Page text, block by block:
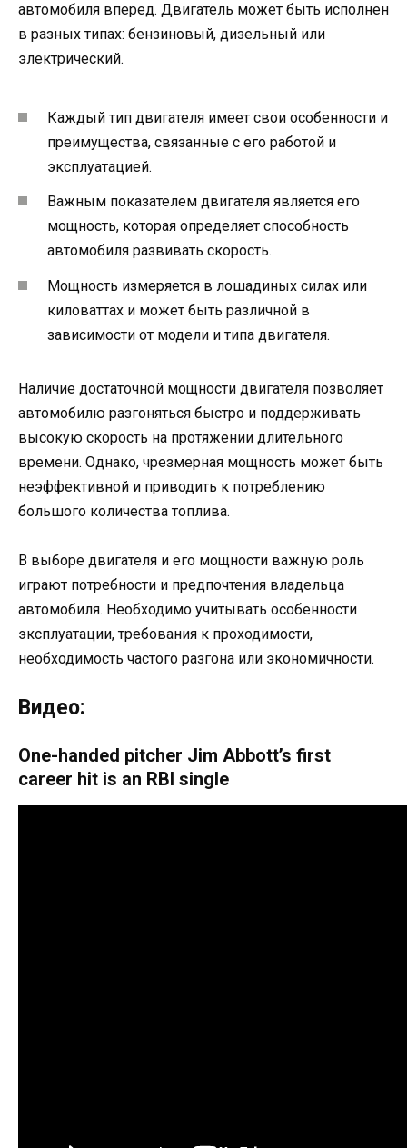
автомобиля вперед. Двигатель может быть исполнен
в разных типах: бензиновый, дизельный или
электрический.
Каждый тип двигателя имеет свои особенности и
преимущества, связанные с его работой и
эксплуатацией.
Важным показателем двигателя является его
мощность, которая определяет способность
автомобиля развивать скорость.
Мощность измеряется в лошадиных силах или
киловаттах и может быть различной в
зависимости от модели и типа двигателя.
Наличие достаточной мощности двигателя позволяет
автомобилю разгоняться быстро и поддерживать
высокую скорость на протяжении длительного
времени. Однако, чрезмерная мощность может быть
неэффективной и приводить к потреблению
большого количества топлива.
В выборе двигателя и его мощности важную роль
играют потребности и предпочтения владельца
автомобиля. Необходимо учитывать особенности
эксплуатации, требования к проходимости,
необходимость частого разгона или экономичности.
Видео:
One-handed pitcher Jim Abbott’s first
career hit is an RBI single